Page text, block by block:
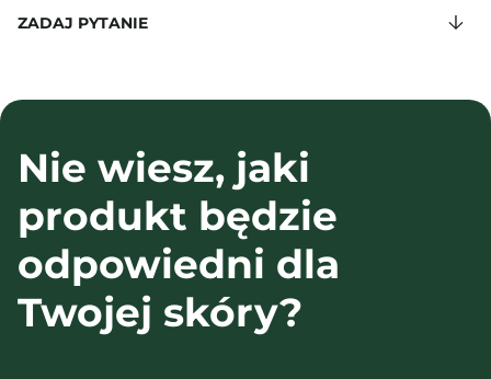
ZADAJ PYTANIE
Nie wiesz, jaki
produkt będzie
odpowiedni dla
Twojej skóry?